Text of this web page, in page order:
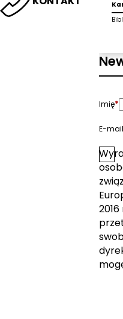
Imię*
E-mail
Zgoda